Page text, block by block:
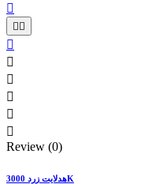

 






Review (0)
هدلایت زرد 3000K